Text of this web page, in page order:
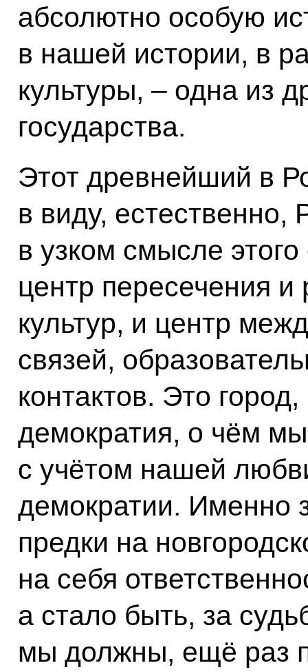
абсолютно особую
в нашей истории, в
культуры, – одна из
государства.
Этот древнейший в
в виду, естественно,
в узком смысле
центр пересечения
культур, и центр
связей,
контактов. Это
демократия, о чём
с учётом нашей
демократии. Именно
предки на
на себя
а стало быть, за
мы должны, ещё раз